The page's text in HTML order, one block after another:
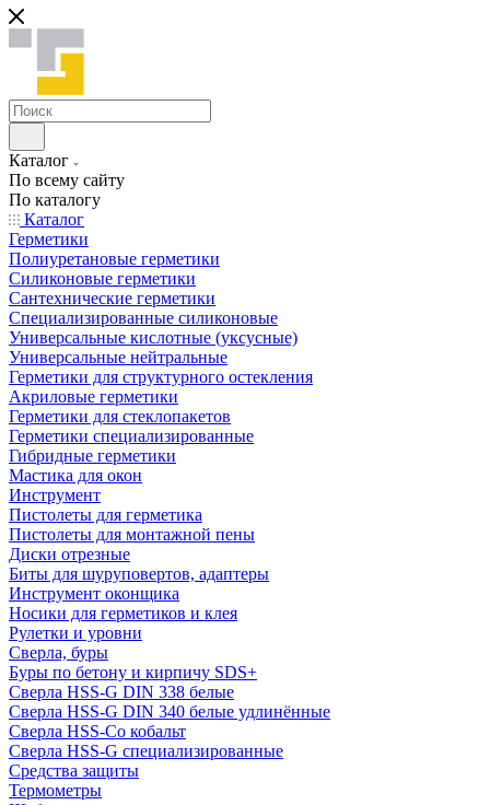
Каталог
По всему сайту
По каталогу
Каталог
Герметики
Полиуретановые герметики
Силиконовые герметики
Сантехнические герметики
Специализированные силиконовые
Универсальные кислотные (уксусные)
Универсальные нейтральные
Герметики для структурного остекления
Акриловые герметики
Герметики для стеклопакетов
Герметики специализированные
Гибридные герметики
Мастика для окон
Инструмент
Пистолеты для герметика
Пистолеты для монтажной пены
Диски отрезные
Биты для шуруповертов, адаптеры
Инструмент оконщика
Носики для герметиков и клея
Рулетки и уровни
Сверла, буры
Буры по бетону и кирпичу SDS+
Сверла HSS-G DIN 338 белые
Сверла HSS-G DIN 340 белые удлинённые
Сверла HSS-Co кобальт
Сверла HSS-G специализированные
Средства защиты
Термометры